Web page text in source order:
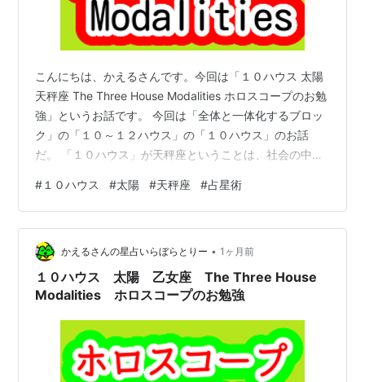
こんにちは、かえるさんです。今回は「１０ハウス 太陽
天秤座 The Three House Modalities ホロスコープのお勉
強」というお話です。 今回は「全体と一体化するブロッ
ク」の「１０～１２ハウス」の「１０ハウス」のお話
だ。 「１０ハウス」が天秤座ということは、社会の中で
いイメージ。 そうやって社会で力を付けるイメージで
す。 じゃあ、「１１ハウス」が蠍座なら、本当にやりた
いことは「蠍座」ということになるのか。 自分の無意識
に向かって生まれ変わりたいわけですね。 では今回は
「１０ハウス 太陽 天秤座 The Three House …
# １０ハウス #太陽 #天秤座 #占星術
かえるさんの星占いらぼらとりー • 1ヶ月前
１０ハウス 太陽 乙女座 The Three House
Modalities ホロスコープのお勉強